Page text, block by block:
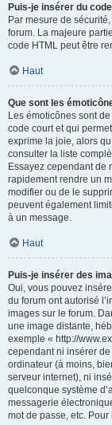
Puis-je insérer du
Par mesure de
forum. La majeure
code HTML peut être
Haut
Que sont les
Les émoticônes sont
code court et qui
exprime la joie, alors
consulter la liste
Essayez cependant de
rapidement rendre un
modifier ou de le
peuvent également
à un message.
Haut
Puis-je insérer des
Oui, vous pouvez
du forum ont autorisé
images sur le forum.
une image distante,
exemple « http://
cependant ni insérer
ordinateur (à moins,
serveur internet), ni
quelconque système
messagerie
mot de passe, etc.